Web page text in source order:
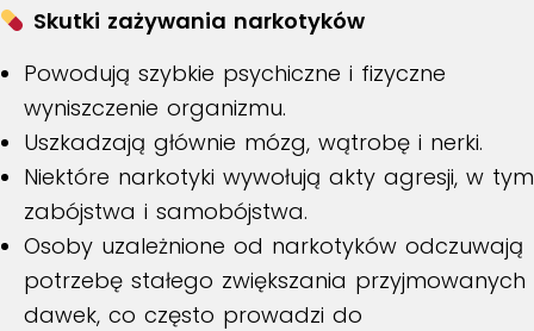
Skutki zażywania narkotyków
Powodują szybkie psychiczne i fizyczne
wyniszczenie organizmu.
Uszkadzają głównie mózg, wątrobę i nerki.
Niektóre narkotyki wywołują akty agresji, w tym
zabójstwa i samobójstwa.
Osoby uzależnione od narkotyków odczuwają
potrzebę stałego zwiększania przyjmowanych
dawek, co często prowadzi do